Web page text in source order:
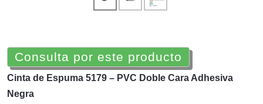
Consulta por este producto
Cinta de Espuma 5179 – PVC Doble Cara Adhesiva
Negra